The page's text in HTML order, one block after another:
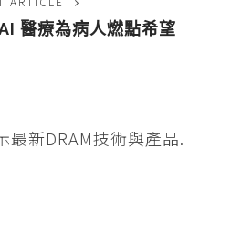
醫療為病人燃點希望